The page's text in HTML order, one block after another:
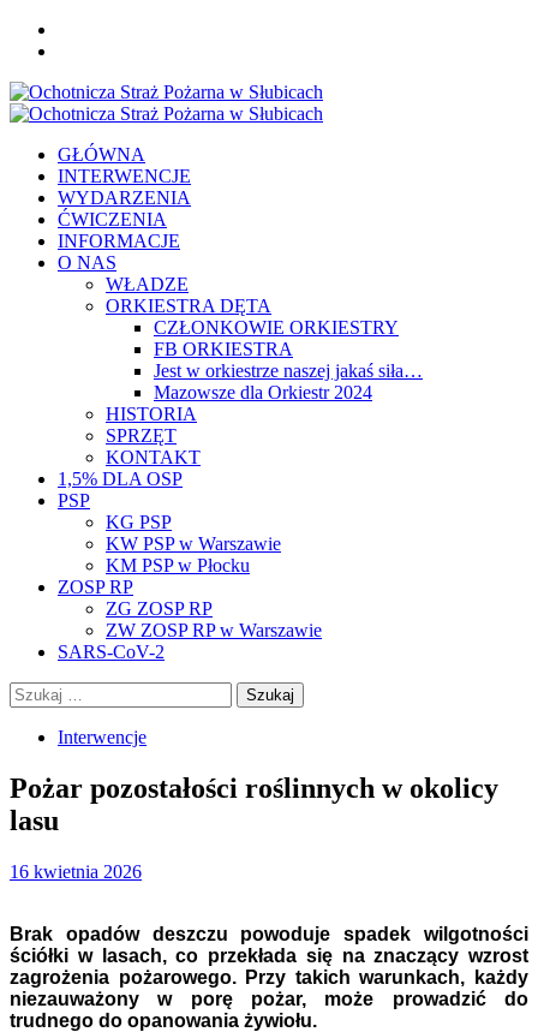
Skip
Primary
GŁÓWNA
INTERWENCJE
WYDARZENIA
ĆWICZENIA
INFORMACJE
O NAS
WŁADZE
ORKIESTRA DĘTA
CZŁONKOWIE ORKIESTRY
FB ORKIESTRA
Jest w orkiestrze naszej jakaś siła…
Mazowsze dla Orkiestr 2024
HISTORIA
SPRZĘT
KONTAKT
1,5% DLA OSP
PSP
KG PSP
KW PSP w Warszawie
KM PSP w Płocku
ZOSP RP
ZG ZOSP RP
ZW ZOSP RP w Warszawie
SARS-CoV-2
Szukaj:
Interwencje
Pożar pozostałości roślinnych w okolicy
lasu
16 kwietnia 2026
Brak opadów deszczu powoduje spadek wilgotności
ściółki w lasach, co przekłada się na znaczący wzrost
zagrożenia pożarowego. Przy takich warunkach, każdy
niezauważony w porę pożar, może prowadzić do
trudnego do opanowania żywiołu.